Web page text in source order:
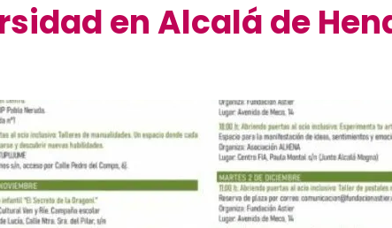
en Alcalá de